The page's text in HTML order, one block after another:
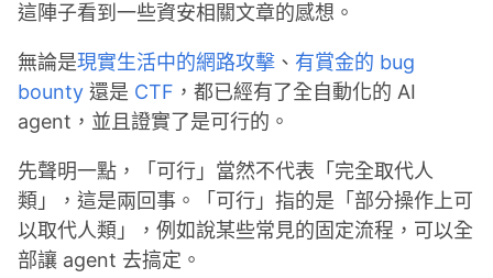
這陣子看到一些資安相關文章的感想。
無論是現實生活中的網路攻擊 、 有賞金的 bug
bounty 還是 CTF ，都已經有了全自動化的 AI
agent，並且證實了是可行的。
先聲明一點，「可行」當然不代表「完全取代人
類」，這是兩回事。「可行」指的是「部分操作上可
以取代人類」，例如說某些常見的固定流程，可以全
部讓 agent 去搞定。